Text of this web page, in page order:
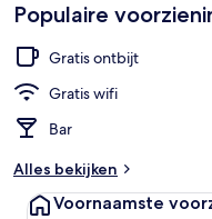
Populaire
Gratis ontbijt
Gratis wifi
Bar
Alles bekijken
Voornaamste